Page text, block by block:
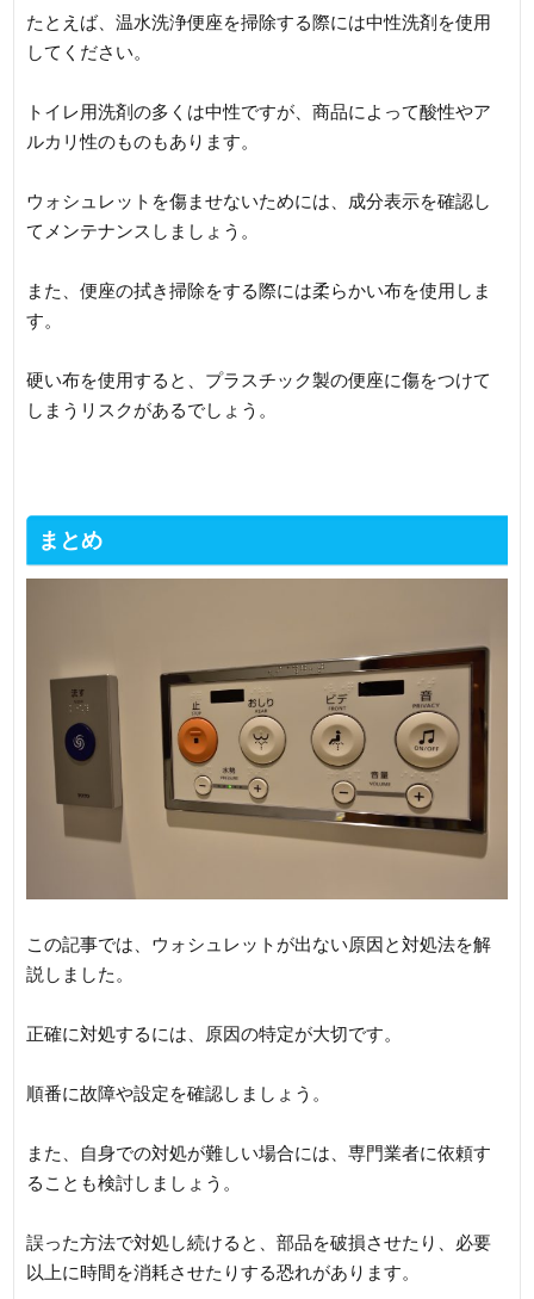
たとえば、温水洗浄便座を掃除する際には中性洗剤を使用
してください。
トイレ用洗剤の多くは中性ですが、商品によって酸性やア
ルカリ性のものもあります。
ウォシュレットを傷ませないためには、成分表示を確認し
てメンテナンスしましょう。
また、便座の拭き掃除をする際には柔らかい布を使用しま
す。
硬い布を使用すると、プラスチック製の便座に傷をつけて
しまうリスクがあるでしょう。
まとめ
この記事では、ウォシュレットが出ない原因と対処法を解
説しました。
正確に対処するには、原因の特定が大切です。
順番に故障や設定を確認しましょう。
また、自身での対処が難しい場合には、専門業者に依頼す
ることも検討しましょう。
誤った方法で対処し続けると、部品を破損させたり、必要
以上に時間を消耗させたりする恐れがあります。